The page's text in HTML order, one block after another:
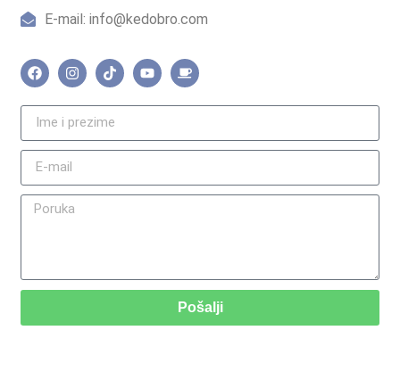
E-mail: info@kedobro.com
Pošalji